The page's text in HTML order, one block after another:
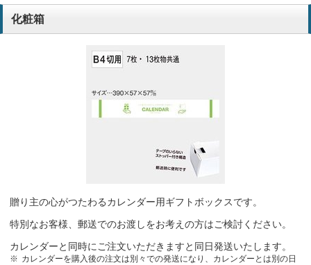
化粧箱
贈り主の心がつたわるカレンダー用ギフトボックスです。
特別なお客様、郵送でのお渡しをお考えの方はご検討ください。
カレンダーと同時にご注文いただきますと同日発送いたします。
カレンダーを購入後の注文は別々での発送になり、カレンダーとは別の日